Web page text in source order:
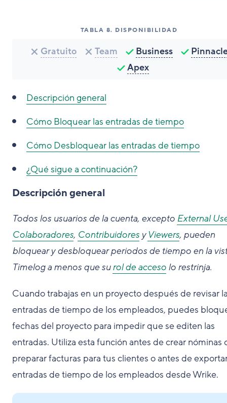
TABLA 8. DISPONIBILIDAD
Gratuito Team Business
Apex
Descripción general
Cómo Bloquear las entradas de tiempo
Cómo Desbloquear las entradas de tiempo
¿Qué sigue a continuación?
Descripción general
Todos los usuarios de la cuenta, excepto External
Colaboradores, Contribuidores y Viewers, pueden
bloquear y desbloquear periodos de tiempo en la
Timelog a menos que surol de acceso lo restrinja.
Cuando trabajas en un proyecto después de revisar
entradas de tiempo de los empleados, puedes
fechas del proyecto para impedir que se editen las
entradas. Utiliza esta función antes de crear nóminas
preparar facturas para tus clientes o antes de
entradas de tiempo de los empleados desde Wrike.